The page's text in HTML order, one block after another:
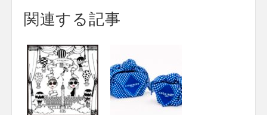
関連する記事